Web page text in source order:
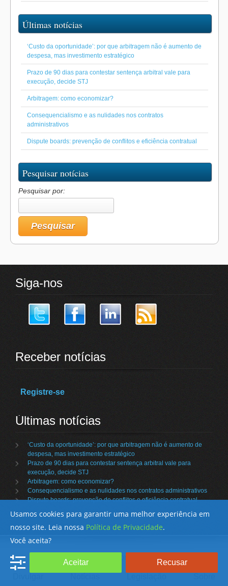
Últimas notícias
‘Custo da oportunidade’: por que arbitragem não é aumento de
despesa, mas investimento estratégico
Prazo de 90 dias para contestar sentença arbitral vale para
execução, decide STJ
Arbitragem: como economizar?
Consequencialismo e as nulidades nos contratos
administrativos
Dispute boards: prevenção de conflitos e eficiência contratual
Pesquisar notícias
Pesquisar por:
Siga-nos
Receber notícias
Registre-se
Últimas notícias
‘Custo da oportunidade’: por que arbitragem não é aumento de
despesa, mas investimento estratégico
Prazo de 90 dias para contestar sentença arbitral vale para
execução, decide STJ
Arbitragem: como economizar?
Consequencialismo e as nulidades nos contratos administrativos
Dispute boards: prevenção de conflitos e eficiência contratual
Empresas
Usamos cookies para garantir uma melhor experiência em
nosso site. Leia nossa Política de Privacidade.
Você aceita?
Aceitar Recusar